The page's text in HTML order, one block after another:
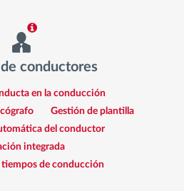
conductores
en la conducción
Gestión de plantilla
del conductor
integrada
de conducción